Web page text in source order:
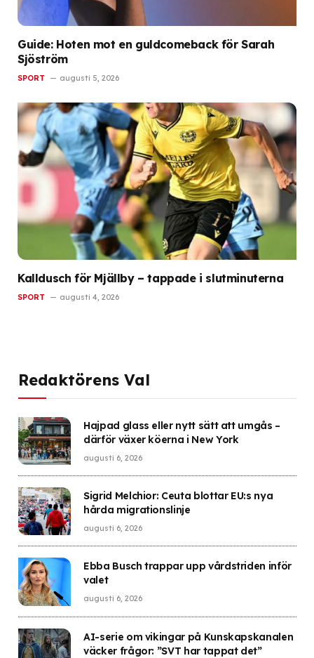
Guide: Hoten mot en guldcomeback för Sarah
Sjöström
SPORT augusti 5, 2026
Kalldusch för Mjällby – tappade i slutminuterna
SPORT augusti 4, 2026
Redaktörens Val
Hajpad glass eller nytt sätt att umgås –
därför växer köerna i New York
augusti 6, 2026
Sigrid Melchior: Ceuta blottar EU:s nya
hårda migrationslinje
augusti 6, 2026
Ebba Busch trappar upp vårdstriden inför
valet
augusti 6, 2026
AI-serie om vikingar på Kunskapskanalen
väcker frågor: ”SVT har tappat det”